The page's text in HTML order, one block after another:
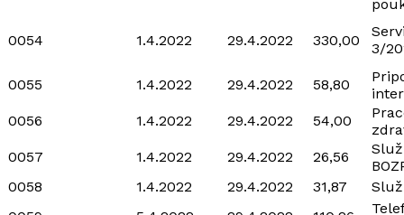
0054 1.4.2022 29.4.2022 330,00
3/
0055 1.4.2022 29.4.2022 58,80
0056
1.4.2022 29.4.2022 54,00
0057
1.4.2022 29.4.2022 26,56
0058
1.4.2022 29.4.2022 31,87